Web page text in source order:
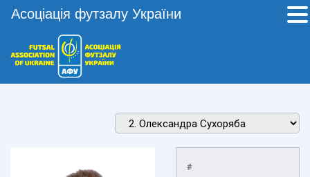
#
Асоціація футзалу України